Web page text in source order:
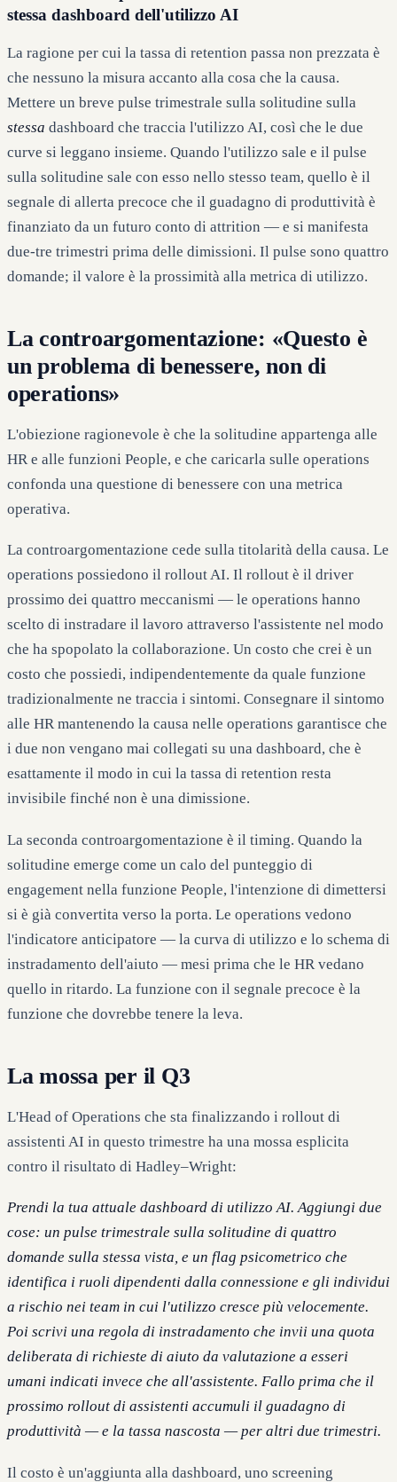
stessa dashboard dell'utilizzo AI
La ragione per cui la tassa di retention passa non prezzata è
che nessuno la misura accanto alla cosa che la causa.
Mettere un breve pulse trimestrale sulla solitudine sulla
stessa dashboard che traccia l'utilizzo AI, così che le due
curve si leggano insieme. Quando l'utilizzo sale e il pulse
sulla solitudine sale con esso nello stesso team, quello è il
segnale di allerta precoce che il guadagno di produttività è
finanziato da un futuro conto di attrition — e si manifesta
due-tre trimestri prima delle dimissioni. Il pulse sono quattro
domande; il valore è la prossimità alla metrica di utilizzo.
La controargomentazione: «Questo è
un problema di benessere, non di
operations»
L'obiezione ragionevole è che la solitudine appartenga alle
HR e alle funzioni People, e che caricarla sulle operations
confonda una questione di benessere con una metrica
operativa.
La controargomentazione cede sulla titolarità della causa. Le
operations possiedono il rollout AI. Il rollout è il driver
prossimo dei quattro meccanismi — le operations hanno
scelto di instradare il lavoro attraverso l'assistente nel modo
che ha spopolato la collaborazione. Un costo che crei è un
costo che possiedi, indipendentemente da quale funzione
tradizionalmente ne traccia i sintomi. Consegnare il sintomo
alle HR mantenendo la causa nelle operations garantisce che
i due non vengano mai collegati su una dashboard, che è
esattamente il modo in cui la tassa di retention resta
invisibile finché non è una dimissione.
La seconda controargomentazione è il timing. Quando la
solitudine emerge come un calo del punteggio di
engagement nella funzione People, l'intenzione di dimettersi
si è già convertita verso la porta. Le operations vedono
l'indicatore anticipatore — la curva di utilizzo e lo schema di
instradamento dell'aiuto — mesi prima che le HR vedano
quello in ritardo. La funzione con il segnale precoce è la
funzione che dovrebbe tenere la leva.
La mossa per il Q3
L'Head of Operations che sta finalizzando i rollout di
assistenti AI in questo trimestre ha una mossa esplicita
contro il risultato di Hadley–Wright:
Prendi la tua attuale dashboard di utilizzo AI. Aggiungi due
cose: un pulse trimestrale sulla solitudine di quattro
domande sulla stessa vista, e un flag psicometrico che
identifica i ruoli dipendenti dalla connessione e gli individui
a rischio nei team in cui l'utilizzo cresce più velocemente.
Poi scrivi una regola di instradamento che invii una quota
deliberata di richieste di aiuto da valutazione a esseri
umani indicati invece che all'assistente. Fallo prima che il
prossimo rollout di assistenti accumuli il guadagno di
produttività — e la tassa nascosta — per altri due trimestri.
Il costo è un'aggiunta alla dashboard, uno screening